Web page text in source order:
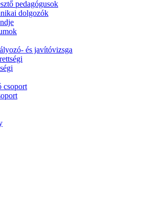
pedagógusok
dolgozók
és javítóvizsga
csoport